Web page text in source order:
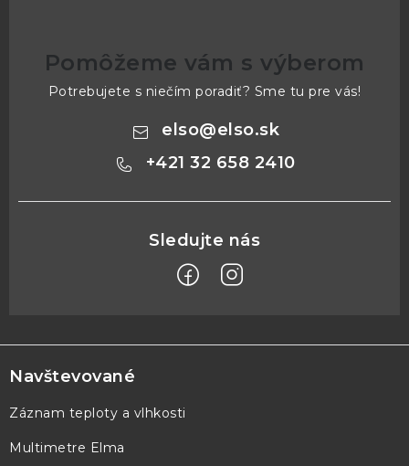
Pomôžeme vám s výberom
Potrebujete s niečím poradiť? Sme tu pre vás!
elso@elso.sk
+421 32 658 2410
á
p
ä
Navštevované
Záznam teploty a vlhkosti
Multimetre Elma